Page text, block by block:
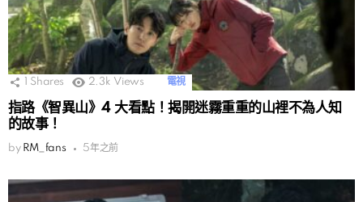
Shares 2.3k Views 電視
指路《智異山》4 大看點！揭開迷霧重重的山裡不為人知
的故事！
by RM_fans 5年之前